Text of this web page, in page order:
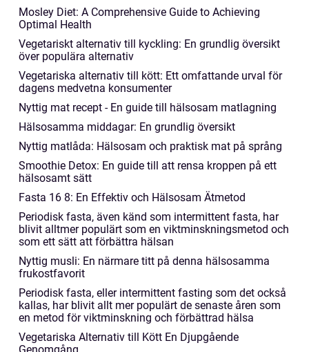
Mosley Diet: A Comprehensive Guide to Achieving
Optimal Health
Vegetariskt alternativ till kyckling: En grundlig översikt
över populära alternativ
Vegetariska alternativ till kött: Ett omfattande urval för
dagens medvetna konsumenter
Nyttig mat recept - En guide till hälsosam matlagning
Hälsosamma middagar: En grundlig översikt
Nyttig matlåda: Hälsosam och praktisk mat på språng
Smoothie Detox: En guide till att rensa kroppen på ett
hälsosamt sätt
Fasta 16 8: En Effektiv och Hälsosam Ätmetod
Periodisk fasta, även känd som intermittent fasta, har
blivit alltmer populärt som en viktminskningsmetod och
som ett sätt att förbättra hälsan
Nyttig musli: En närmare titt på denna hälsosamma
frukostfavorit
Periodisk fasta, eller intermittent fasting som det också
kallas, har blivit allt mer populärt de senaste åren som
en metod för viktminskning och förbättrad hälsa
Vegetariska Alternativ till Kött En Djupgående